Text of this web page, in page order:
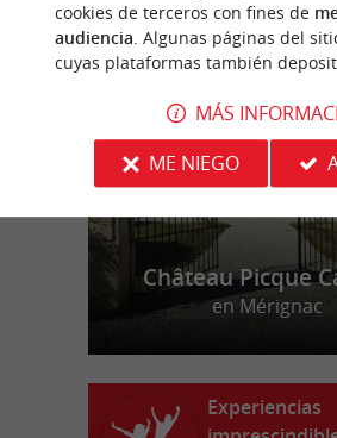
Château Picque
en Mérignac
Experiencias
cookies de terceros con fines de
audiencia. Algunas páginas del
cuyas plataformas también
MÁS
ME NIEGO